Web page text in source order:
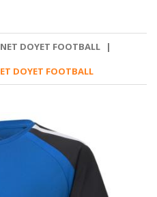
DOYET FOOTBALL
|
DOYET FOOTBALL